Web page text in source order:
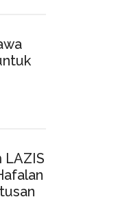
LAZIS